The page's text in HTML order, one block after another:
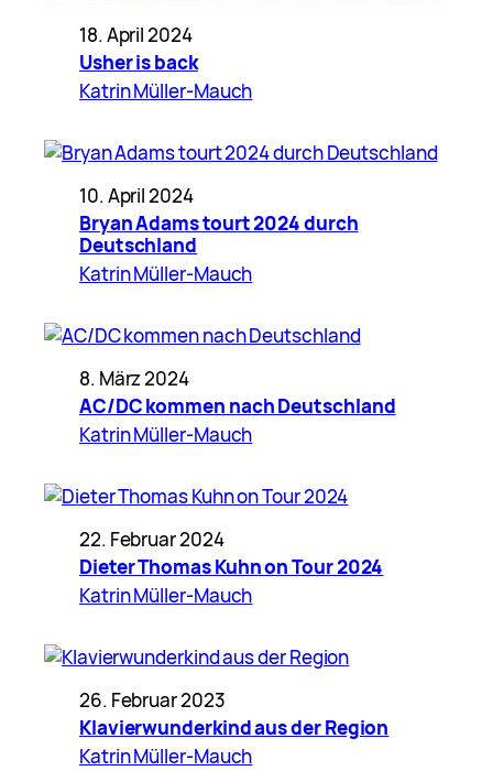
18. April 2024
Usher is back
Katrin Müller-Mauch
10. April 2024
Bryan Adams tourt 2024 durch
Deutschland
Katrin Müller-Mauch
8. März 2024
AC/DC kommen nach Deutschland
Katrin Müller-Mauch
22. Februar 2024
Dieter Thomas Kuhn on Tour 2024
Katrin Müller-Mauch
26. Februar 2023
Klavierwunderkind aus der Region
Katrin Müller-Mauch